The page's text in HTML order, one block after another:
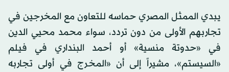
يبدي الممثل المصري حماسه للتعاون مع المخرجين في
تجاربهم الأولى من دون تردد، سواء محمد محيي الدين
في «حدوتة منسية» أو أحمد البنداري في فيلم
«السيستم»، مشيراً إلى أن «المخرج في أولى تجاربه